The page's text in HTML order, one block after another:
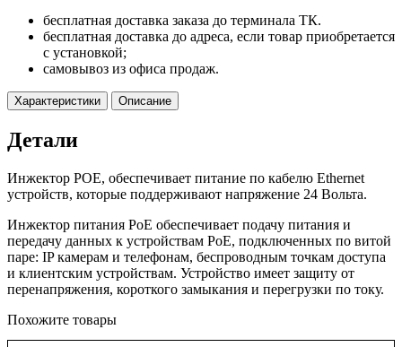
бесплатная доставка заказа до терминала ТК.
бесплатная доставка до адреса, если товар приобретается
с установкой;
самовывоз из офиса продаж.
Характеристики Описание
Детали
Инжектор POE, обеспечивает питание по кабелю Ethernet
устройств, которые поддерживают напряжение 24 Вольта.
Инжектор питания PoE обеспечивает подачу питания и
передачу данных к устройствам PoE, подключенных по витой
паре: IP камерам и телефонам, беспроводным точкам доступа
и клиентским устройствам. Устройство имеет защиту от
перенапряжения, короткого замыкания и перегрузки по току.
Похожите товары